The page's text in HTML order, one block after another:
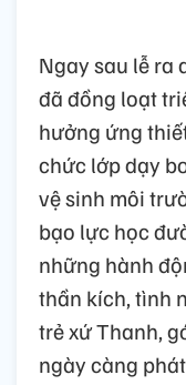
Ngay sau lễ ra
đã đồng loạt
hưởng ứng
chức lớp dạy
vệ sinh môi
bạo lực học
những hành
thần kích, tình
trẻ xứ Thanh,
ngày càng